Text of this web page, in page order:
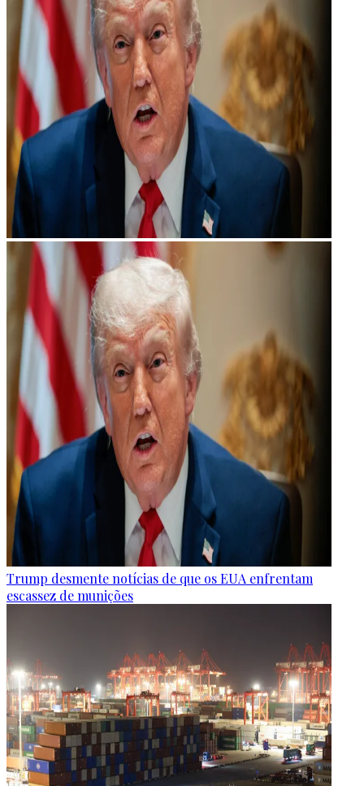
Trump desmente notícias de que os EUA enfrentam
escassez de munições